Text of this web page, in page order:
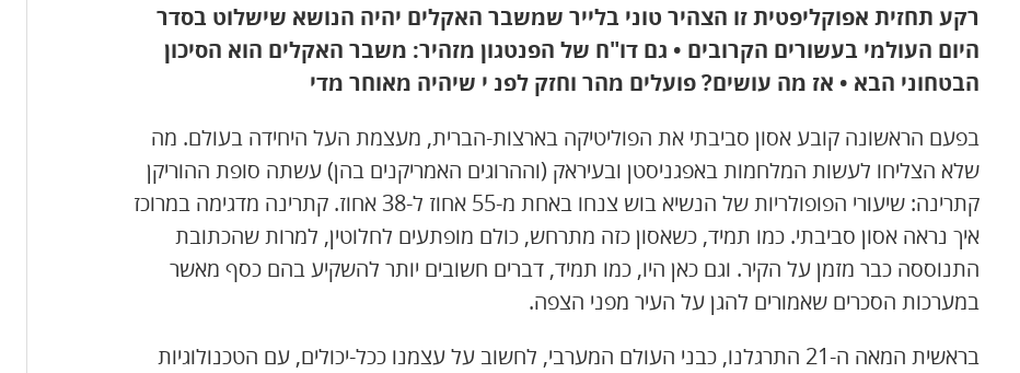
רקע תחזית אפוקליפטית זו הצהיר טוני בלייר שמשבר האקלים יהיה הנושא שישלוט בסדר
היום העולמי בעשורים הקרובים • גם דו"ח של הפנטגון מזהיר: משבר האקלים הוא הסיכון
הבטחוני הבא • אז מה עושים? פועלים מהר וחזק לפנ י שיהיה מאוחר מדי
בפעם הראשונה קובע אסון סביבתי את הפוליטיקה בארצות-הברית, מעצמת העל היחידה בעולם. מה
שלא הצליחו לעשות המלחמות באפגניסטן ובעיראק (וההרוגים האמריקנים בהן) עשתה סופת ההוריקן
קתרינה: שיעורי הפופולריות של הנשיא בוש צנחו באחת מ-55 אחוז ל-38 אחוז. קתרינה מדגימה במרוכז
איך נראה אסון סביבתי. כמו תמיד, כשאסון כזה מתרחש, כולם מופתעים לחלוטין, למרות שהכתובת
התנוססה כבר מזמן על הקיר. וגם כאן היו, כמו תמיד, דברים חשובים יותר להשקיע בהם כסף מאשר
במערכות הסכרים שאמורים להגן על העיר מפני הצפה.
בראשית המאה ה-21 התרגלנו, כבני העולם המערבי, לחשוב על עצמנו ככל-יכולים, עם הטכנולוגיות